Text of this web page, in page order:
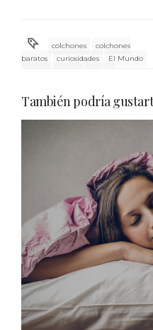
colchones
colchones
baratos
curiosidades
El Mundo
novedades
Pikolin Bultex
También podría